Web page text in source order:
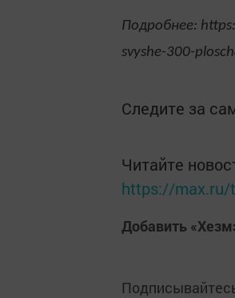
Подробнее:
svyshe-300-
Следите за
Читайте
https://max.ru/
Добавить